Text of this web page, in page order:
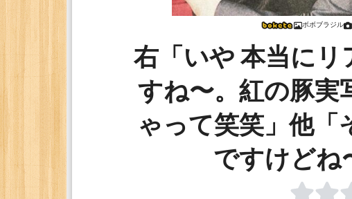
ボボブラジル
右「いや 本当にリ
すね〜。紅の豚実
ゃって笑笑」他「
ですけどね